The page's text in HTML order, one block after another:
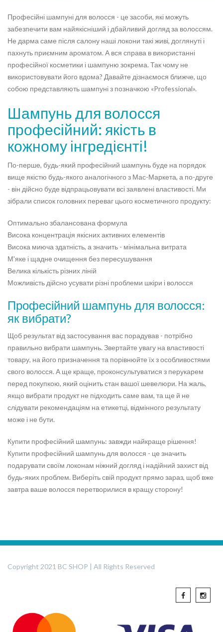
Професійні шампуні для волосся - це засоби, які можуть
забезпечити вам найякісніший і дбайливий догляд за волоссям.
Не дарма саме після салону наші локони такі живі, доглянуті і
пахнуть приємним ароматом. А вся справа в використанні
професійної косметики і шампуню зокрема. Так чому не
використовувати його вдома? Давайте дізнаємося ближче, що
собою представляють шампуні з позначкою «Professional».
Шампунь для волосся
професійний: якість в
кожному інгредієнті!
По-перше, будь-який професійний шампунь буде на порядок
вище якістю будь-якого аналогічного з Мас-Маркета, а по-друге
- він дійсно буде відпрацьовувати всі заявлені властивості. Ми
зібрали список головних переваг цього косметичного продукту:
Оптимально збалансована формула
Висока концентрація якісних активних елементів
Висока миюча здатність, а значить - мінімальна витрата
М'яке і щадне очищення без пересушування
Велика кількість різних ліній
Можливість дійсно усувати різні проблеми шкіри і волосся
Професійний шампунь для волосся:
як вибрати?
Щоб результат від застосування вас порадував - потрібно
правильно вибрати шампунь. Звертайте увагу на властивості
товару, на його призначення та порівнюйте їх з особливостями
свого волосся. А ще краще, проконсультуватися з перукарем
перед покупкою, який оцінить стан вашої шевелюри. На жаль,
якщо вибрати продукт не підходить саме вам, та ще й не
слідувати рекомендаціям на етикетці, відмінного результату
може і не бути.
Купити професійний шампунь: завжди найкраще рішення!
Купити професійний шампунь для волосся - це значить
подарувати своїм локонам ніжний догляд і надійний захист від
будь-яких проблем. Виберіть свій продукт прямо зараз, щоб вже
завтра ваше волосся перетворилися в кращу сторону!
Copyright 2021 BC SHOP | All Rights Reserved